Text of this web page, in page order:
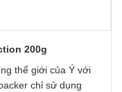
200g
thể giới của Ý với
chỉ sử dụng